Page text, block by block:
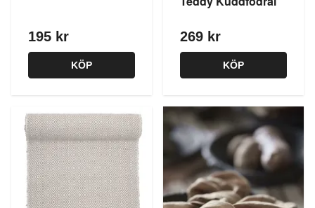
195 kr
KÖP
269 kr
KÖP